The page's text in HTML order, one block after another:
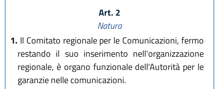
Art. 2
Natura
1. Il Comitato regionale per le Comunicazioni, fermo
restando il suo inserimento nell'organizzazione
regionale, è organo funzionale dell'Autorità per le
garanzie nelle comunicazioni.